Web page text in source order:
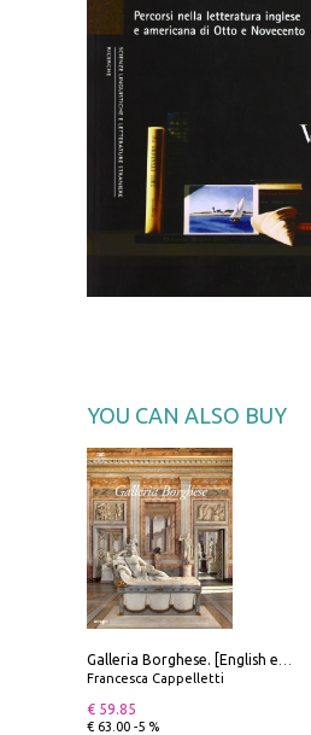
YOU CAN ALSO BUY
Francesca Cappelletti
€ 59.85
€ 63.00 -5 %